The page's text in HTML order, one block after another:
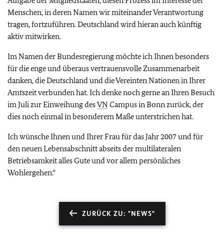
Menschen, in deren Namen wir miteinander Verantwortung
tragen, fortzuführen. Deutschland wird hieran auch künftig
aktiv mitwirken.
Im Namen der Bundesregierung möchte ich Ihnen besonders
für die enge und überaus vertrauensvolle Zusammenarbeit
danken, die Deutschland und die Vereinten Nationen in Ihrer
Amtszeit verbunden hat. Ich denke noch gerne an Ihren Besuch
im Juli zur Einweihung desVNCampus in Bonn zurück, der
dies noch einmal in besonderem Maße unterstrichen hat.
Ich wünsche Ihnen und Ihrer Frau für das Jahr 2007 und für
den neuen Lebensabschnitt abseits der multilateralen
Betriebsamkeit alles Gute und vor allem persönliches
Wohlergehen.“
ZURÜCK ZU: "NEWS"